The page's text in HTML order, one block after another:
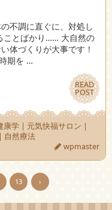
不調に直ぐに、対処し
ことばかり…… 大自然の
体づくりが大事です！
期を …
READ
POST
READ
POST
康学| 元気快福サロン |
| 自然療法
wpmaster
13 ›